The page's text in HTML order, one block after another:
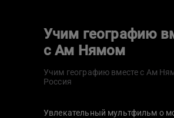
Учим географию
с Ам Нямом
Учим географию вместе с Ам
Россия
Увлекательный мультфильм о